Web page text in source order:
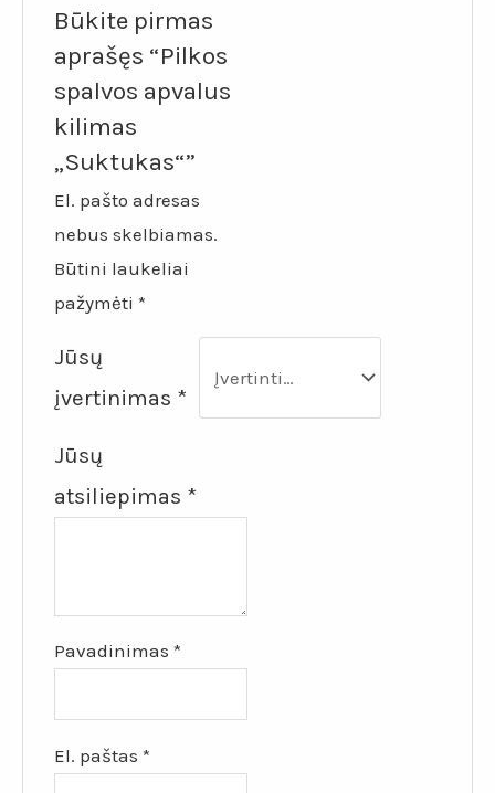
Būkite pirmas
aprašęs “Pilkos
spalvos apvalus
kilimas
„Suktukas“”
El. pašto adresas
nebus skelbiamas.
Būtini laukeliai
pažymėti*
Jūsų
įvertinimas *
Jūsų
atsiliepimas *
Pavadinimas*
El. paštas*